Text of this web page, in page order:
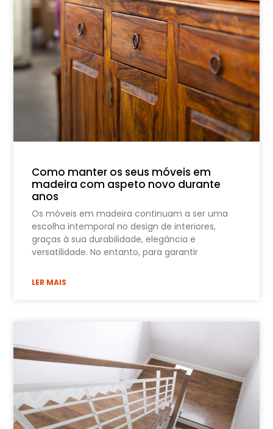
Como manter os seus móveis em
madeira com aspeto novo durante
anos
Os móveis em madeira continuam a ser uma
escolha intemporal no design de interiores,
graças à sua durabilidade, elegância e
versatilidade. No entanto, para garantir
LER MAIS